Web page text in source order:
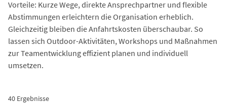
Vorteile: Kurze Wege, direkte Ansprechpartner und flexible
Abstimmungen erleichtern die Organisation erheblich.
Gleichzeitig bleiben die Anfahrtskosten überschaubar. So
lassen sich Outdoor-Aktivitäten, Workshops und Maßnahmen
zur Teamentwicklung effizient planen und individuell
umsetzen.
40 Ergebnisse